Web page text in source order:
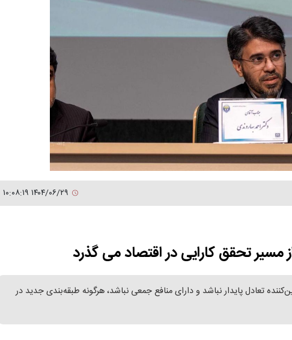
مسیر تحقق کارایی در اقتصاد می گذرد
تعادل پایدار نباشد و دارای منافع جمعی نباشد، هرگونه طبقه‌بندی جدید در